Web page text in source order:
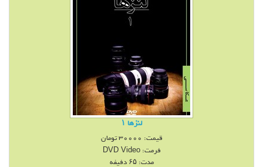
لنزها ۱
قیمت: 30000تومان
فرمت:DVD Video
مدت: ۶۵ دفیفه